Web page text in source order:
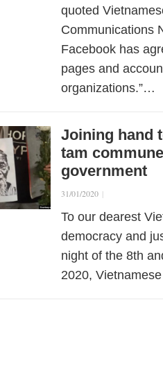
quoted
Communications
Facebook has
pages and
organizations.”…
Joining hand
tam
government
31/01/2020 |
To our dearest
democracy and
night of the 8th
2020,